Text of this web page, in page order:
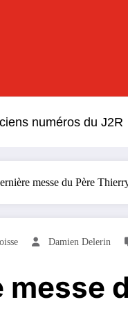
numéros du J2R
messe du Père
Damien Delerin
messe